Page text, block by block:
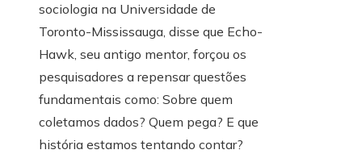
sociologia na Universidade de
Toronto-Mississauga, disse que Echo-
Hawk, seu antigo mentor, forçou os
pesquisadores a repensar questões
fundamentais como: Sobre quem
coletamos dados? Quem pega? E que
história estamos tentando contar?